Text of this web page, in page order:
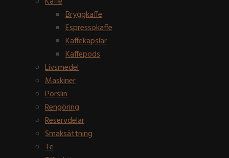
Bryggkaffe
Espressokaffe
Kaffekapslar
Kaffepods
Livsmedel
Maskiner
Porslin
Rengöring
Reservdelar
Smaksättning
Te